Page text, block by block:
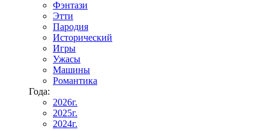
Фэнтази
Этти
Пародия
Исторический
Игры
Ужасы
Машины
Романтика
Года:
2026г.
2025г.
2024г.